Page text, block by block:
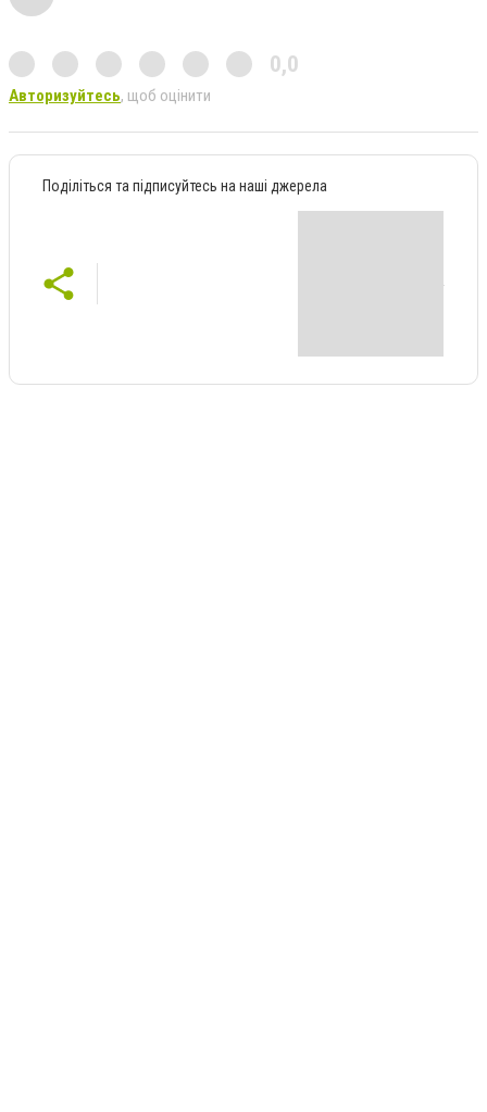
0,0
Авторизуйтесь, щоб оцінити
Поділіться та підписуйтесь на наші джерела